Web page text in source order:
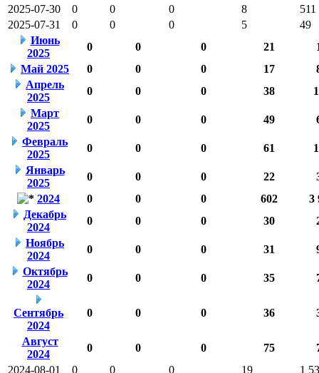
2025-07-30
0 0 0 8
511
2025-07-31
0 0 0 5
49
Июнь
2025
0 0 0 21
Май 2025
0 0 0 17
Апрель
2025
0 0 0 38
Март
2025
0 0 0 49
Февраль
2025
0 0 0 61
Январь
2025
0 0 0 22
2024
0 0 0 602
3
Декабрь
2024
0 0 0 30
Ноябрь
2024
0 0 0 31
Октябрь
2024
0 0 0 35
Сентябрь
2024
0 0 0 36
Август
2024
0 0 0 75
2024-08-01
0 0 0 19
1